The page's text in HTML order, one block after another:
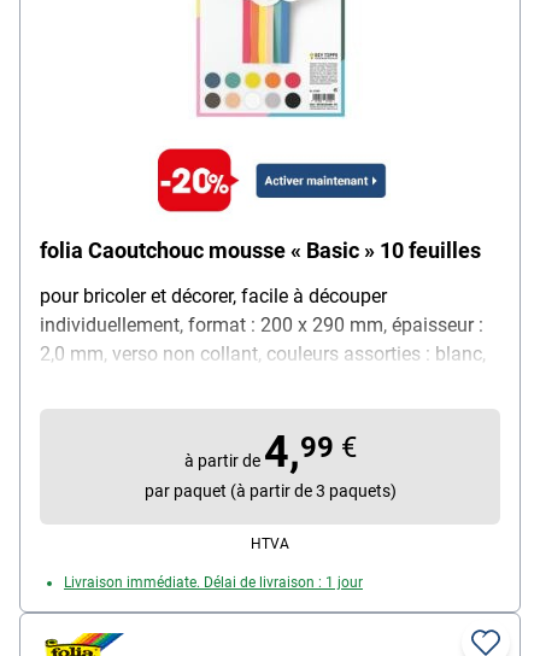
folia Caoutchouc mousse « Basic » 10 feuilles
pour bricoler et décorer, facile à découper
individuellement, format : 200 x 290 mm, épaisseur :
2,0 mm, verso non collant, couleurs assorties : blanc,
émeraude, gris clair, brun chocolat, noir, contenu par
paquet : 10 feuilles, livraison : 1 paquet
à partir de 4,99 €
par paquet (à partir de 3 paquets)
HTVA
Livraison immédiate. Délai de livraison : 1 jour